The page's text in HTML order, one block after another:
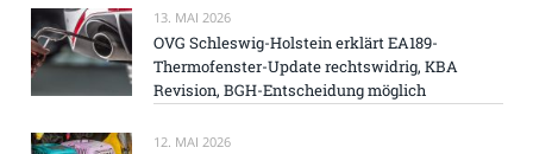
13. MAI 2026
OVG Schleswig-Holstein erklärt EA189-
Thermofenster-Update rechtswidrig, KBA
Revision, BGH-Entscheidung möglich
12. MAI 2026